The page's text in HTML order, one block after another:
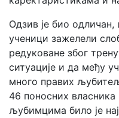
Одзив је био одличан,
ученици зажелели
редуковане због
ситуације и да међу
много правих
46 поносних
љубимцима било је